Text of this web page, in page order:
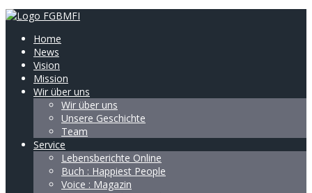
Home
News
Vision
Mission
Wir über uns
Wir über uns
Unsere Geschichte
Team
Service
Lebensberichte Online
Buch : Happiest People
Voice : Magazin